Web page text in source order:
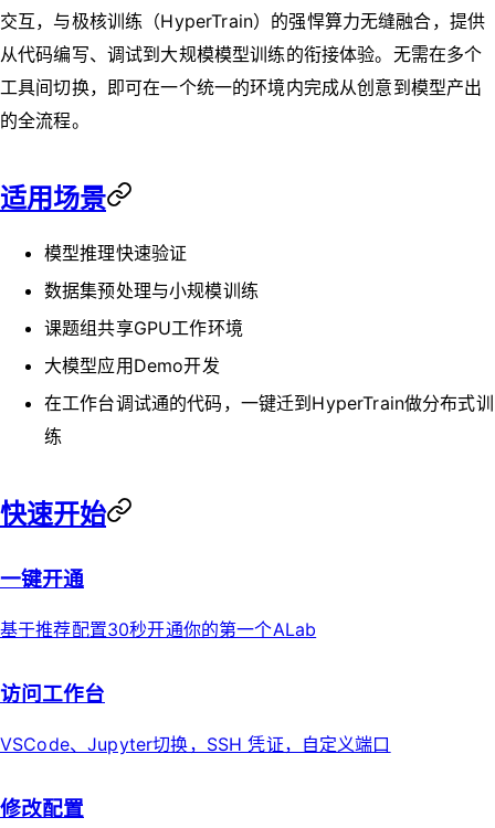
交互，与极核训练（HyperTrain）的强悍算力无缝融合，提供
从代码编写、调试到大规模模型训练的衔接体验。无需在多个
工具间切换，即可在一个统一的环境内完成从创意到模型产出
的全流程。
适用场景
模型推理快速验证
数据集预处理与小规模训练
课题组共享GPU工作环境
大模型应用Demo开发
在工作台调试通的代码，一键迁到HyperTrain做分布式训
练
快速开始
一键开通
基于推荐配置30秒开通你的第一个ALab
访问工作台
VSCode、Jupyter切换，SSH 凭证，自定义端口
修改配置